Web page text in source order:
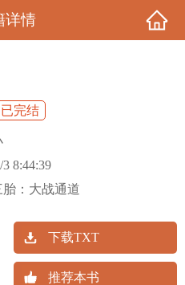
详情
已完结
3 8:44:39
胎：大战通道
下载TXT
推荐本书